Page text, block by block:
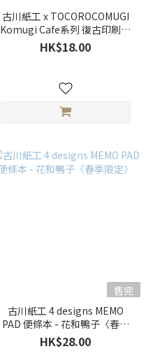
古川紙工 x TOCOROCOMUGI
Komugi Cafe系列 復古印刷明
信片 - 甜點與
TOCOROCOMUGI
HK$18.00
售完
古川紙工 4 designs MEMO
PAD 便條本 - 花和鴨子〈春季
限定〉
HK$28.00